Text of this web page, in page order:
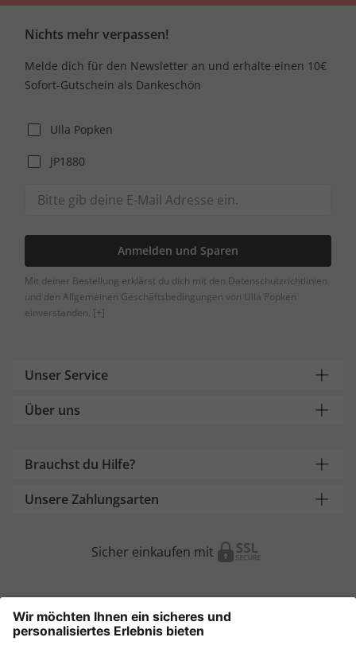
Nichts mehr verpassen!
Melde dich für den Newsletter an und erhalte einen 10€
Sofort-Gutschein als Dankeschön
Ulla Popken
JP1880
Anmelden und Sparen
Mit deiner Bestellung erklärst du dich mit den Datenschutzrichtlinien
und den Allgemeinen Geschäftsbedingungen von Ulla Popken
einverstanden. [+]
Unser Service
Über uns
Brauchst du Hilfe?
Unsere Zahlungsarten
Sicher einkaufen mit
Weitere Onlineshops